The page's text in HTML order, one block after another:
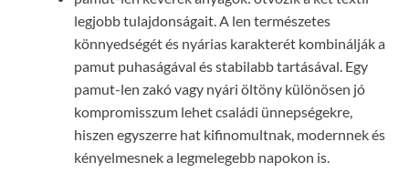
legjobb tulajdonságait. A len természetes
könnyedségét és nyárias karakterét kombinálják a
pamut puhaságával és stabilabb tartásával. Egy
pamut-len zakó vagy nyári öltöny különösen jó
kompromisszum lehet családi ünnepségekre,
hiszen egyszerre hat kifinomultnak, modernnek és
kényelmesnek a legmelegebb napokon is.